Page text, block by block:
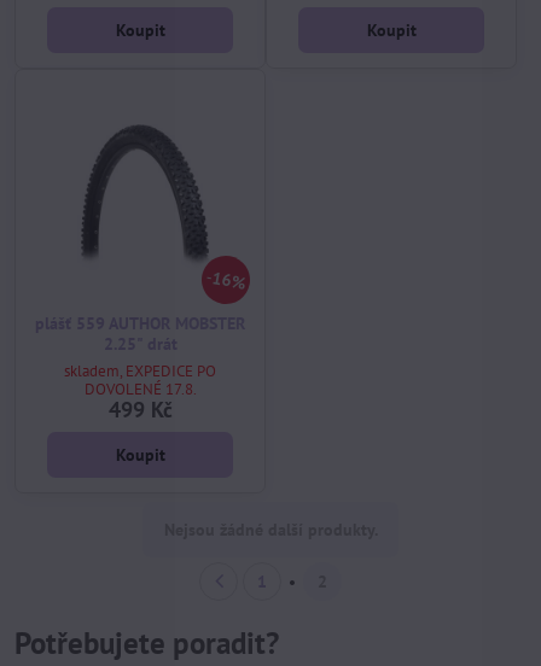
Koupit Koupit
16%
skladem, EXPEDICE PO
DOVOLENÉ 17.8.
499 Kč
Koupit
Potřebujete poradit?